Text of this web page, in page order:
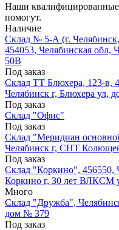
Наши квалифицированные
помогут.
Наличие
Склад № 5-А (г.
454053, Челябинская обл,
50В
Под заказ
Склад ТТ Блюхера, 123-в,
Челябинск г, Блюхера ул,
Под заказ
Склад "Офис"
Под заказ
Склад "Меридиан
Челябинск г, СНТ
Под заказ
Склад "Коркино", 456550,
Коркино г, 30 лет ВЛКСМ
Много
Склад "Дружба",
дом № 379
Под заказ